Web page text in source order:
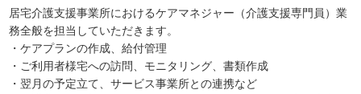
居宅介護支援事業所におけるケアマネジャー（介護支援専門員）業
務全般を担当していただきます。
・ケアプランの作成、給付管理
・ご利用者様宅への訪問、モニタリング、書類作成
・翌月の予定立て、サービス事業所との連携など